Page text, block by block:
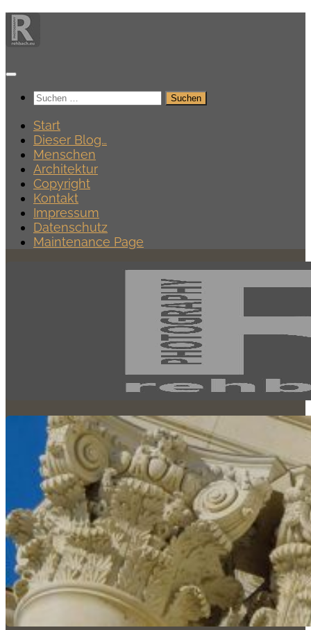
Zum
Inhalt
springen
Suchen
Start
Dieser Blog…
Menschen
Architektur
Copyright
Kontakt
Impressum
Datenschutz
Maintenance Page